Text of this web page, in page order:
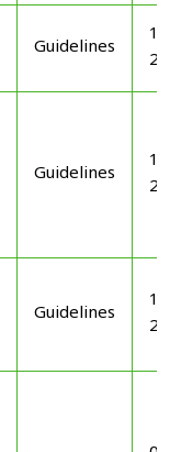
Guidelines
Guidelines
Guidelines